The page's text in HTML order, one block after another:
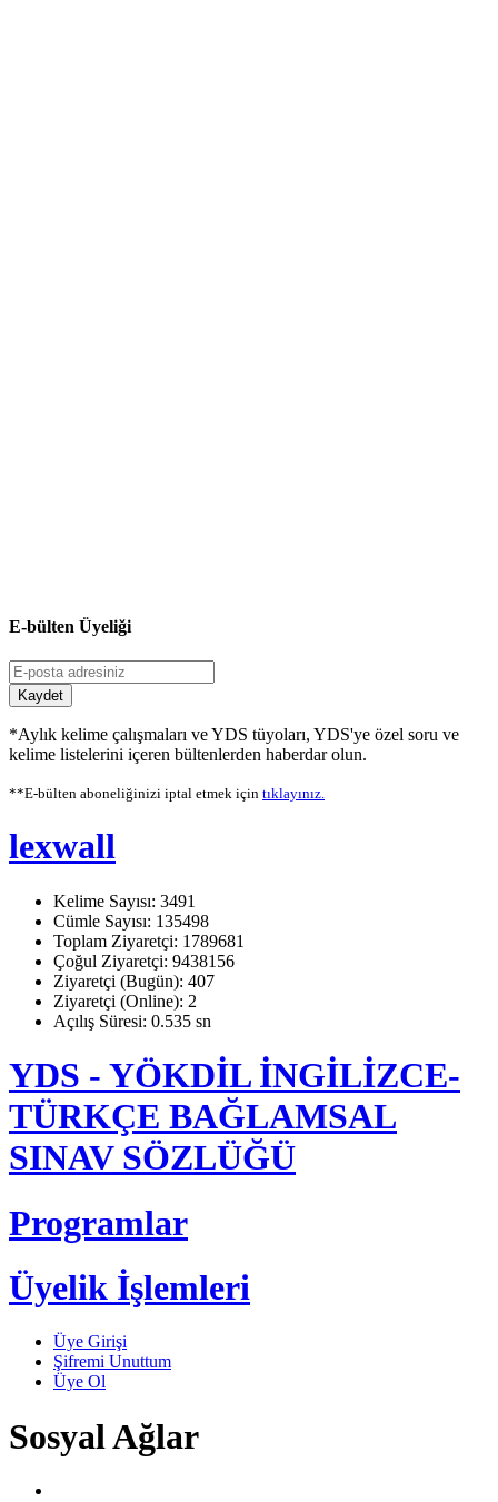
E-bülten Üyeliği
Kaydet
*Aylık kelime çalışmaları ve YDS tüyoları, YDS'ye özel soru ve
kelime listelerini içeren bültenlerden haberdar olun.
**E-bülten aboneliğinizi iptal etmek için tıklayınız.
lexwall
Kelime Sayısı: 3491
Cümle Sayısı: 135498
Toplam Ziyaretçi: 1789681
Çoğul Ziyaretçi: 9438156
Ziyaretçi (Bugün): 407
Ziyaretçi (Online): 2
Açılış Süresi: 0.535 sn
YDS - YÖKDİL İNGİLİZCE-
TÜRKÇE BAĞLAMSAL
SINAV SÖZLÜĞÜ
Programlar
Üyelik İşlemleri
Üye Girişi
Şifremi Unuttum
Üye Ol
Sosyal Ağlar